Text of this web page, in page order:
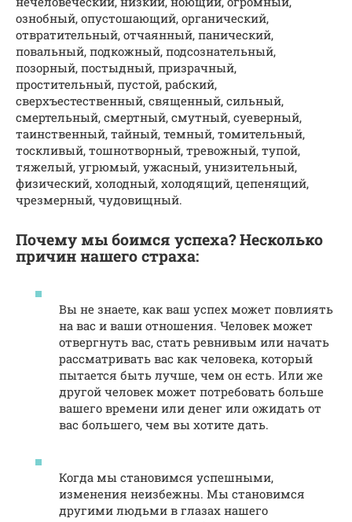
ознобный, опустошающий, органический,
отвратительный, отчаянный, панический,
повальный, подкожный, подсознательный,
позорный, постыдный, призрачный,
простительный, пустой, рабский,
сверхъестественный, священный, сильный,
смертельный, смертный, смутный, суеверный,
таинственный, тайный, темный, томительный,
тоскливый, тошнотворный, тревожный, тупой,
тяжелый, угрюмый, ужасный, унизительный,
физический, холодный, холодящий, цепенящий,
чрезмерный, чудовищный.
Почему мы боимся успеха? Несколько
причин нашего страха:
Вы не знаете, как ваш успех может повлиять
на вас и ваши отношения. Человек может
отвергнуть вас, стать ревнивым или начать
рассматривать вас как человека, который
пытается быть лучше, чем он есть. Или же
другой человек может потребовать больше
вашего времени или денег или ожидать от
вас большего, чем вы хотите дать.
Когда мы становимся успешными,
изменения неизбежны. Мы становимся
другими людьми в глазах нашего